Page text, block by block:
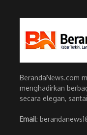
BerandaNews.com
menghadirkan
secara elegan,
Email: